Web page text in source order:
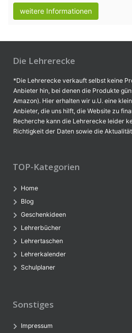
weitere Informationen
Die Lehrerecke
*Die Lehrerecke verkauft selbst keine
Anbieter hin, bei denen die Produkte
Amazon). Hier erhalten wir u.U. eine
Anbieter, die uns hilft, die Website zu
Recherche kann die Lehrerecke leider
Richtigkeit der Daten sowie die
TOP-Kategorien
Home
Blog
Geschenkideen
Lehrerbücher
Lehrertaschen
Lehrerkalender
Schulplaner
Sonstiges
Impressum